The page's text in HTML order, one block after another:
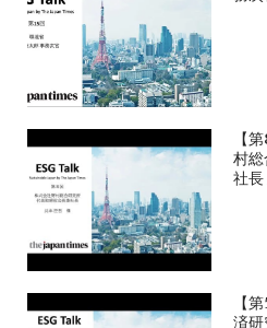
【
村
社長
【
済研